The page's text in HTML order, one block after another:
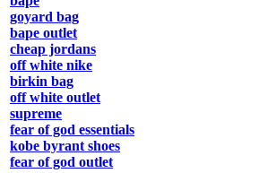
goyard bag
bape outlet
cheap jordans
off white nike
birkin bag
off white outlet
supreme
fear of god essentials
kobe byrant shoes
fear of god outlet